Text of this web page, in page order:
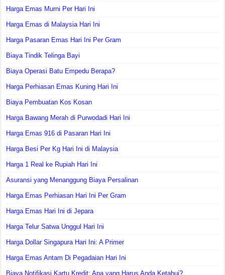
Harga Emas Murni Per Hari Ini
Harga Emas di Malaysia Hari Ini
Harga Pasaran Emas Hari Ini Per Gram
Biaya Tindik Telinga Bayi
Biaya Operasi Batu Empedu Berapa?
Harga Perhiasan Emas Kuning Hari Ini
Biaya Pembuatan Kos Kosan
Harga Bawang Merah di Purwodadi Hari Ini
Harga Emas 916 di Pasaran Hari Ini
Harga Besi Per Kg Hari Ini di Malaysia
Harga 1 Real ke Rupiah Hari Ini
Asuransi yang Menanggung Biaya Persalinan
Harga Emas Perhiasan Hari Ini Per Gram
Harga Emas Hari Ini di Jepara
Harga Telur Satwa Unggul Hari Ini
Harga Dollar Singapura Hari Ini: A Primer
Harga Emas Antam Di Pegadaian Hari Ini
Biaya Notifikasi Kartu Kredit: Apa yang Harus Anda Ketahui?